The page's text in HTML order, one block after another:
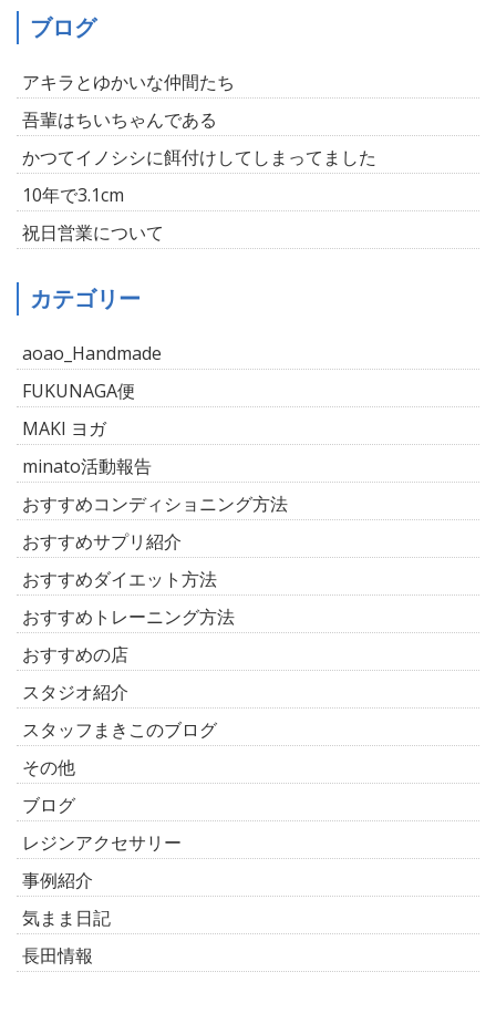
ブログ
アキラとゆかいな仲間たち
吾輩はちいちゃんである
かつてイノシシに餌付けしてしまってました
10年で3.1cm
祝日営業について
カテゴリー
aoao_Handmade
FUKUNAGA便
MAKI ヨガ
minato活動報告
おすすめコンディショニング方法
おすすめサプリ紹介
おすすめダイエット方法
おすすめトレーニング方法
おすすめの店
スタジオ紹介
スタッフまきこのブログ
その他
ブログ
レジンアクセサリー
事例紹介
気まま日記
長田情報